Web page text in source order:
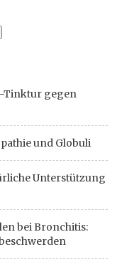
Tinktur gegen
und Globuli
Unterstützung
bei Bronchitis: